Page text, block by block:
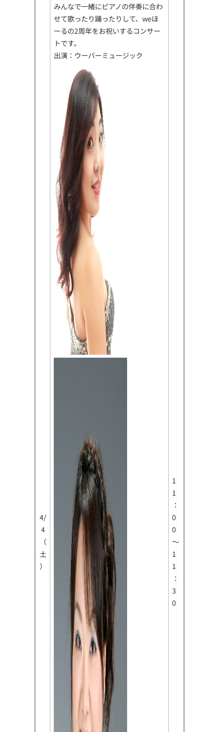
4/
4
（
土
）
みんなで一緒にピアノの伴奏に合わ
せて歌ったり踊ったりして、weほ
ーるの2周年をお祝いするコンサー
トです。
出演：ウーバーミュージック
1
1
：
0
0
～
1
1
：
3
0